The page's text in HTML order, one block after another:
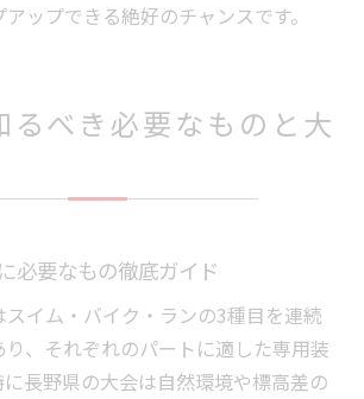
ップできる絶好のチャンスです。
るべき必要なものと大
必要なもの徹底ガイド
スイム・バイク・ランの3種目を連続
り、それぞれのパートに適した専用装
長野県の大会は自然環境や標高差の